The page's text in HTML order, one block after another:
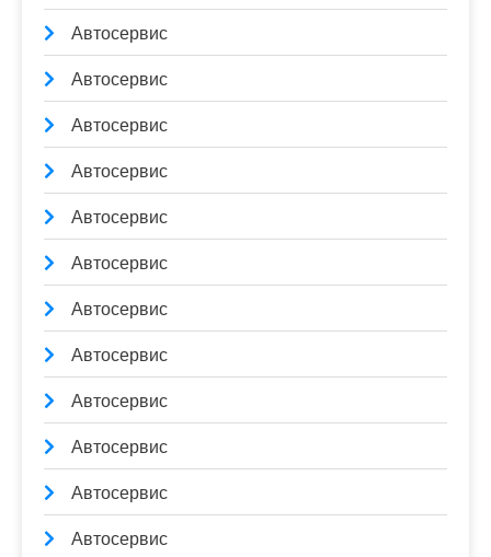
Автосервис
Автосервис
Автосервис
Автосервис
Автосервис
Автосервис
Автосервис
Автосервис
Автосервис
Автосервис
Автосервис
Автосервис